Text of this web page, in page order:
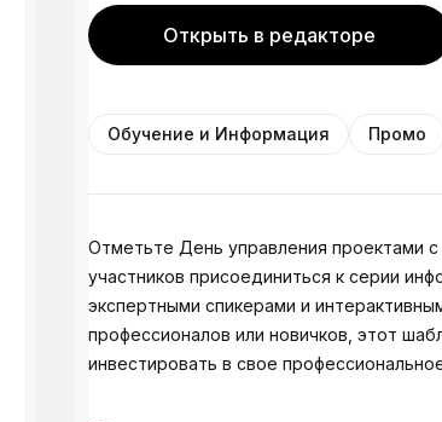
Открыть в редакторе
Обучение и Информация Промо
Отметьте День управления проектами
участников присоединиться к серии
экспертными спикерами и
профессионалов или новичков, этот
инвестировать в свое